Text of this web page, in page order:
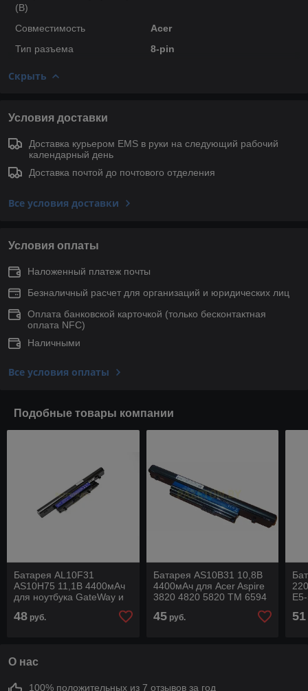
(В)
Совместимость
Acer
Тип разъема
8-pin
Скрыть
Условия доставки
Доставка курьером EMS в руки на следующий рабочий
календарный день
Доставка почтой до почтового отделения
Все условия доставки
Условия оплаты
Наложенный платеж почты
Безналичный расчет для организаций и юридических лиц
Оплата банковской карточкой (только беcконтактная
оплата NFC)
Наличными
Все условия оплаты
Подобные товары компании
Батарея AL10F31
AS10H75 11,1В 4400мАч
для ноутбука GateWay и
48 руб.
Батарея AS10B31 10,8В
4400мАч для Acer Aspire
3820 4820 5820 TM 6594
45руб. 51
О нас
100% положительных из 7 отзывов за год